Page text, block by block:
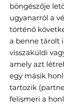
böngészője
ugyanarról a
történő
a benne tárolt
visszaküldi
amely azt
egy másik
tartozik
felismeri a